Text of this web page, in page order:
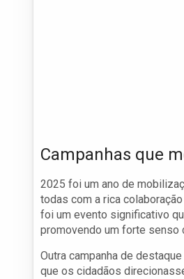
Campanhas que
2025 foi um ano de
todas com a rica
foi um evento significativo
promovendo um forte senso
Outra campanha de
que os cidadãos